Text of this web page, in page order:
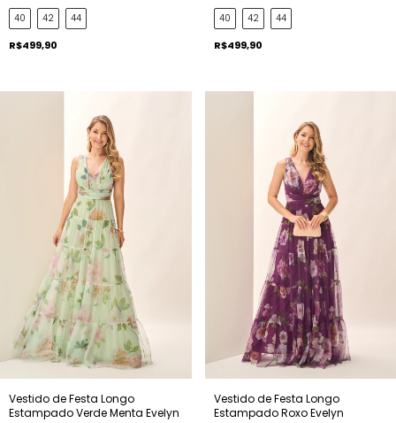
Evelyn
40 42 44
R$499,90
40 42 44
R$499,90
Vestido de Festa Longo
Estampado Verde Menta Evelyn
Vestido de Festa Longo
Estampado Roxo Evelyn